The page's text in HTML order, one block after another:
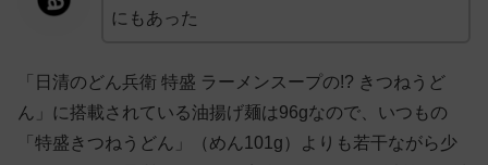
にもあった
「日清のどん兵衛 特盛 ラーメンスープの!? きつねうど
ん」に搭載されている油揚げ麺は96gなので、いつもの
「特盛きつねうどん」（めん101g）よりも若干ながら少